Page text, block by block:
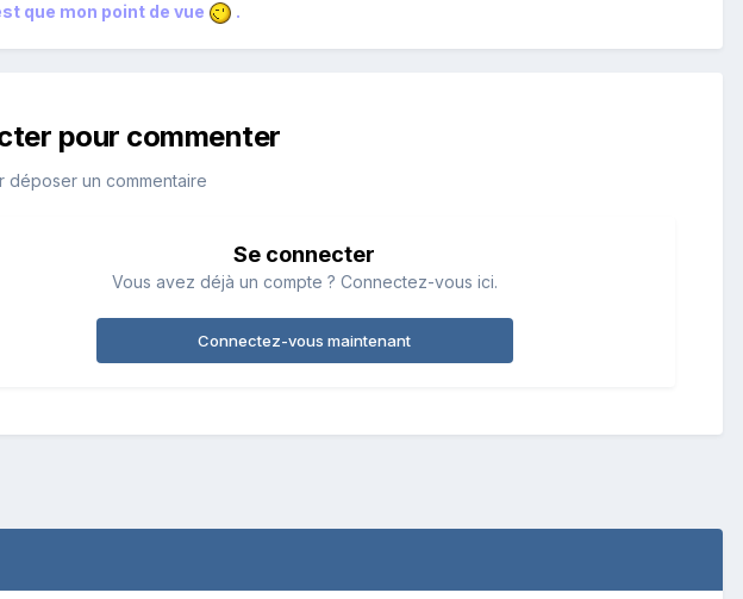
que mon point de vue .
pour commenter
un commentaire
Se connecter
Vous avez déjà un compte ? Connectez-vous ici.
Connectez-vous maintenant